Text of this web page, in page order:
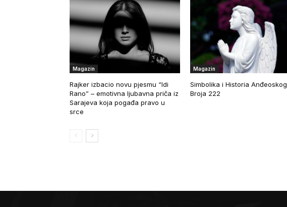
Magazin
Rajker izbacio novu pjesmu “Idi
Rano” – emotivna ljubavna priča iz
Sarajeva koja pogađa pravo u
srce
Magazin
Simbolika i Historia Anđeoskog
Broja 222